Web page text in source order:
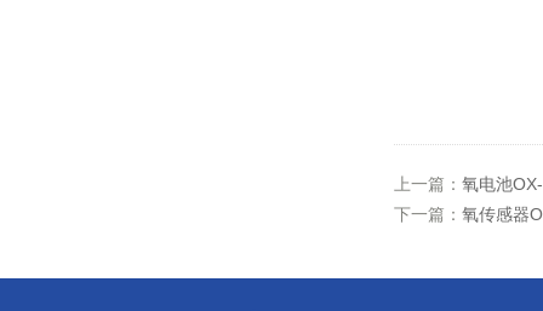
上一篇： 氧电池
下一篇： 氧传感器